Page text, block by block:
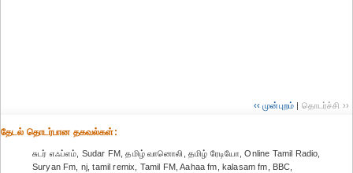
‹‹ முன்புறம் | தொடர்ச்சி ››
தேட‌ல் தொட‌ர்பான தகவ‌ல்க‌ள்:
சுடர் எஃப்எம், Sudar FM, தமிழ் வானொலி, தமிழ் ரேடியோ, Online Tamil Radio,
Suryan Fm, nj, tamil remix, Tamil FM, Aahaa fm, kalasam fm, BBC,